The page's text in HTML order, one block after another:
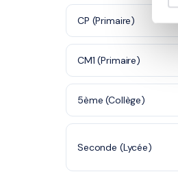
CP (Primaire)
CM1 (Primaire)
5ème (Collège)
Seconde (Lycée)